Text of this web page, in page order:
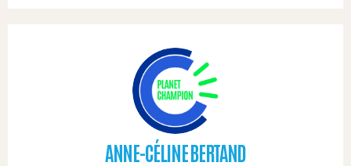
ANNE-CÉLINE BERTAND